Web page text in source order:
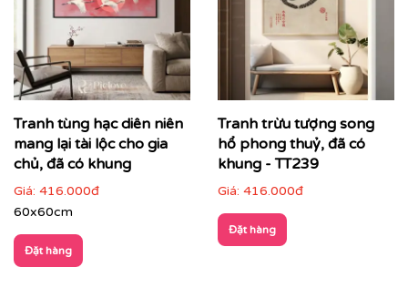
Tranh tùng hạc diên niên
mang lại tài lộc cho gia
chủ, đã có khung
Giá: 416.000đ
60x60cm
Đặt hàng
Tranh trừu tượng song
hổ phong thuỷ, đã có
khung - TT239
Giá: 416.000đ
Đặt hàng